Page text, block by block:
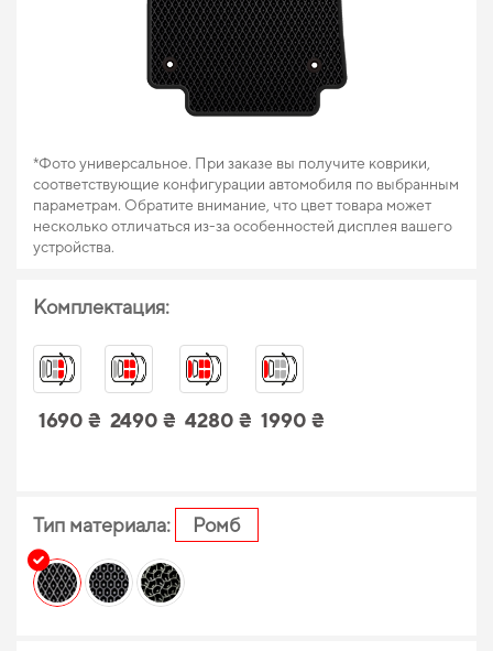
*Фото универсальное. При заказе вы получите коврики,
соответствующие конфигурации автомобиля по выбранным
параметрам. Обратите внимание, что цвет товара может
несколько отличаться из-за особенностей дисплея вашего
устройства.
Комплектация:
1690 ₴ 2490 ₴ 4280 ₴ 1990 ₴
Тип материала: Ромб